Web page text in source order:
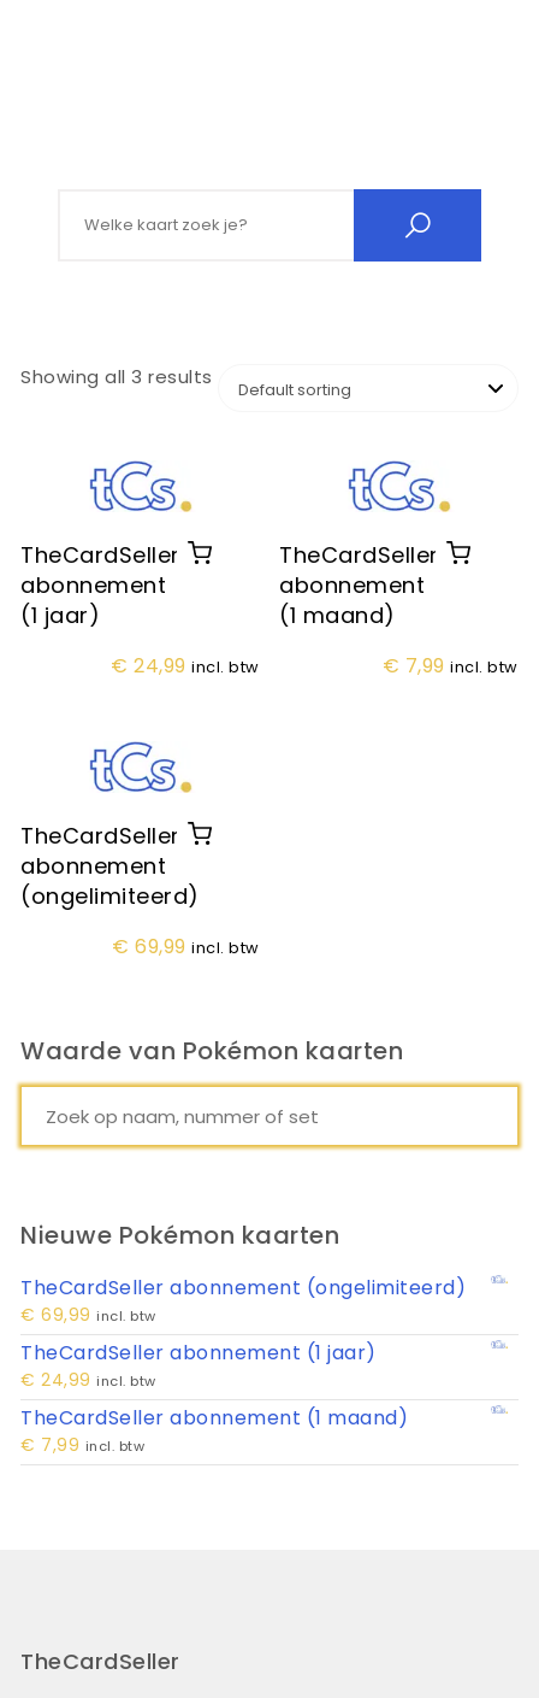
Showing all 3 results
TheCardSeller
abonnement
(1 jaar)
€ 24,99 incl. btw
TheCardSeller
abonnement
(1 maand)
€ 7,99 incl. btw
TheCardSeller
abonnement
(ongelimiteerd)
€ 69,99 incl. btw
Waarde van Pokémon kaarten
Nieuwe Pokémon kaarten
TheCardSeller abonnement (ongelimiteerd)
€ 69,99 incl. btw
TheCardSeller abonnement (1 jaar)
€ 24,99 incl. btw
TheCardSeller abonnement (1 maand)
€ 7,99 incl. btw
TheCardSeller